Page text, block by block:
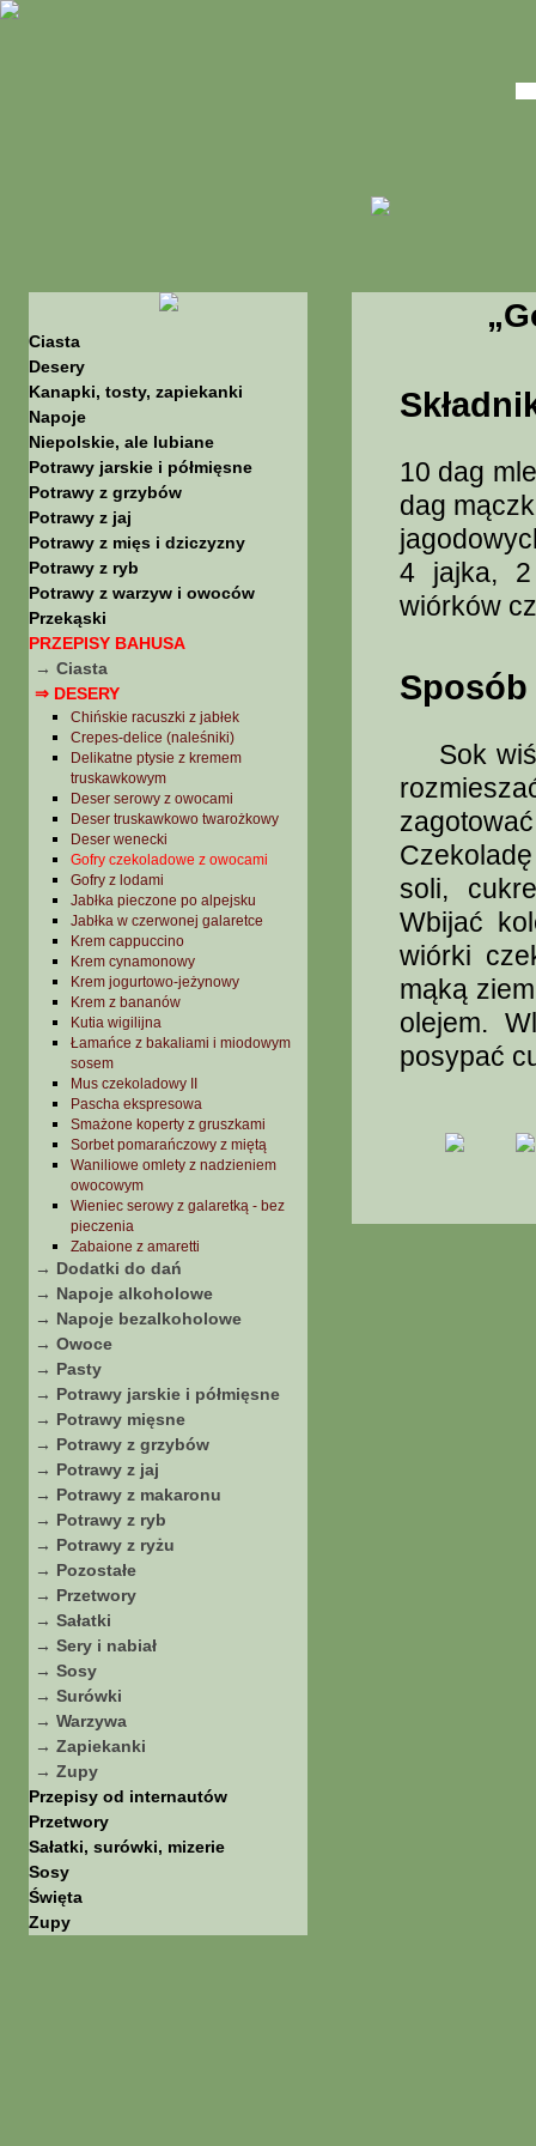
Ciasta
Desery
Kanapki, tosty, zapiekanki
Napoje
Niepolskie, ale lubiane
Potrawy jarskie i półmięsne
Potrawy z grzybów
Potrawy z jaj
Potrawy z mięs i dziczyzny
Potrawy z ryb
Potrawy z warzyw i owoców
Przekąski
PRZEPISY BAHUSA
→ Ciasta
⇒ DESERY
Chińskie racuszki z jabłek
Crepes-delice (naleśniki)
Delikatne ptysie z kremem
truskawkowym
Deser serowy z owocami
Deser truskawkowo twarożkowy
Deser wenecki
Gofry czekoladowe z owocami
Gofry z lodami
Jabłka pieczone po alpejsku
Jabłka w czerwonej galaretce
Krem cappuccino
Krem cynamonowy
Krem jogurtowo-jeżynowy
Krem z bananów
Kutia wigilijna
Łamańce z bakaliami i miodowym
sosem
Mus czekoladowy II
Pascha ekspresowa
Smażone koperty z gruszkami
Sorbet pomarańczowy z miętą
Waniliowe omlety z nadzieniem
owocowym
Wieniec serowy z galaretką - bez
pieczenia
Zabaione z amaretti
→ Dodatki do dań
→ Napoje alkoholowe
→ Napoje bezalkoholowe
→ Owoce
→ Pasty
→ Potrawy jarskie i półmięsne
→ Potrawy mięsne
→ Potrawy z grzybów
→ Potrawy z jaj
→ Potrawy z makaronu
→ Potrawy z ryb
→ Potrawy z ryżu
→ Pozostałe
→ Przetwory
→ Sałatki
→ Sery i nabiał
→ Sosy
→ Surówki
→ Warzywa
→ Zapiekanki
→ Zupy
Przepisy od internautów
Przetwory
Sałatki, surówki, mizerie
Sosy
Święta
Zupy
10 dag
dag
4 jajka,
wiórków
Sok
soli,
Wbijać
wiórki
mąką
olejem.
posypać